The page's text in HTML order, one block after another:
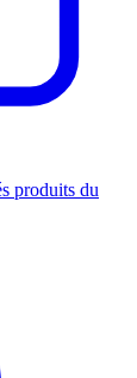
produits du